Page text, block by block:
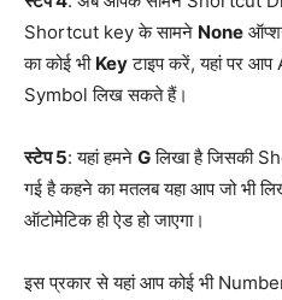
Shortcut key के सामने None
का कोई भी Keyटाइप करें, यहां पर
Symbol लिख सकते हैं।
स्टेप 5: यहां हमने Gलिखा है जिसकी
गई है कहने का मतलब यहा आप जो भी
ऑटोमेटिक ही ऐड हो जाएगा।
इस प्रकार से यहां आप कोई भी